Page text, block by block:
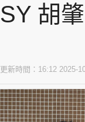
SY 胡
更新時間：16:12 2025-